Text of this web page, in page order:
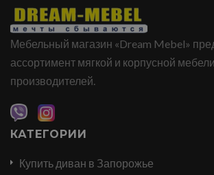
Мебельный магазин «Dream Mebel»
ассортимент мягкой и корпусной
производителей.
КАТЕГОРИИ
Купить диван в Запорожье